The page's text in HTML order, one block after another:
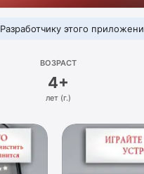
Разработчику этого
ВОЗРАСТ
4+
лет (г.)